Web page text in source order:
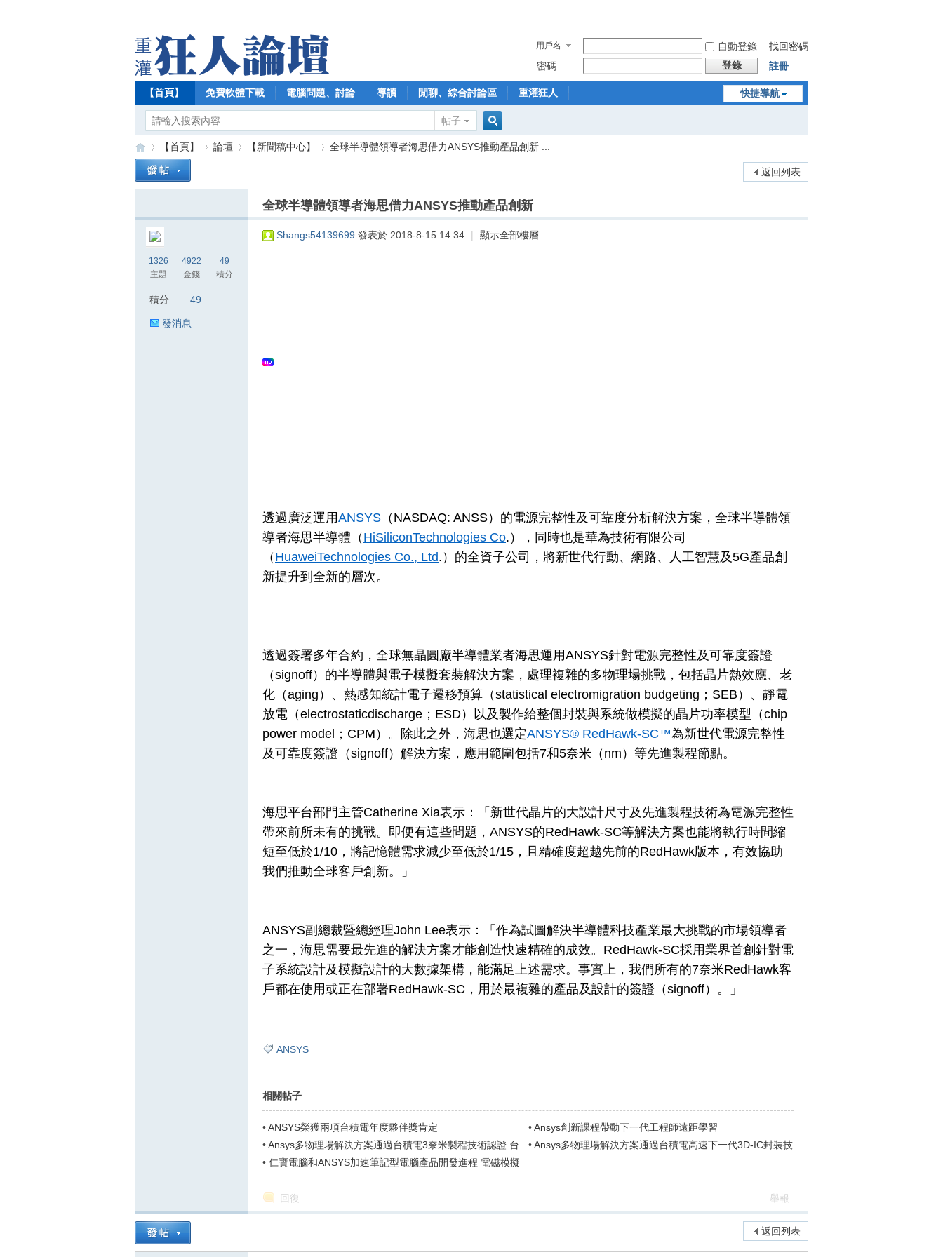
用戶名 自動登錄
找回密碼
密碼
登錄 註冊
快捷導航
【首頁】 免費軟體下載 電腦問題、討論 導讀 閒聊、綜合討論區 重灌狂人
帖子
搜
索
【首頁】 論壇 【新聞稿中心】
›
全球半導體領導者海思借力ANSYS推動產品創新 ...
返回列表
全球半導體領導者海思借力ANSYS推動產品創新
1326
主題
4922
金錢
49
積分
積分 49
發消息
Shangs54139699 發表於 2018-8-15 14:34 | 顯示全部樓層
透過廣泛運用ANSYS （NASDAQ: ANSS）的電源完整性及可靠度分析解決方案，全球半導體領
導者海思半導體（ HiSiliconTechnologies Co.），同時也是華為技術有限公司
（ HuaweiTechnologies Co., Ltd.）的全資子公司，將新世代行動、網路、人工智慧及5G產品創
新提升到全新的層次。
透過簽署多年合約，全球無晶圓廠半導體業者海思運用ANSYS針對電源完整性及可靠度簽證
（signoff）的半導體與電子模擬套裝解決方案，處理複雜的多物理場挑戰，包括晶片熱效應、老
化（aging）、熱感知統計電子遷移預算（statistical electromigration budgeting；SEB）、靜電
放電（electrostaticdischarge；ESD）以及製作給整個封裝與系統做模擬的晶片功率模型（chip
power model；CPM）。除此之外，海思也選定ANSYS® RedHawk-SC™為新世代電源完整性
及可靠度簽證（signoff）解決方案，應用範圍包括7和5奈米（nm）等先進製程節點。
海思平台部門主管Catherine Xia表示：「新世代晶片的大設計尺寸及先進製程技術為電源完整性
帶來前所未有的挑戰。即便有這些問題，ANSYS的RedHawk-SC等解決方案也能將執行時間縮
短至低於1/10，將記憶體需求減少至低於1/15，且精確度超越先前的RedHawk版本，有效協助
我們推動全球客戶創新。」
ANSYS副總裁暨總經理John Lee表示：「作為試圖解決半導體科技產業最大挑戰的市場領導者
之一，海思需要最先進的解決方案才能創造快速精確的成效。RedHawk-SC採用業界首創針對電
子系統設計及模擬設計的大數據架構，能滿足上述需求。事實上，我們所有的7奈米RedHawk客
戶都在使用或正在部署RedHawk-SC，用於最複雜的產品及設計的簽證（signoff）。」
ANSYS
相關帖子
•ANSYS榮獲兩項台積電年度夥伴獎肯定 •Ansys創新課程帶動下一代工程師遠距學習
•Ansys多物理場解決方案通過台積電3奈米製程技術認證 台
積...
•Ansys多物理場解決方案通過台積電高速下一代3D-IC封裝技
• 仁寶電腦和ANSYS加速筆記型電腦產品開發進程 電磁模擬
回復
舉報
返回列表